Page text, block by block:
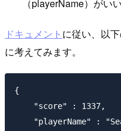
（playerName）がい
ドキュメント に従い、以
に考えてみます。
{
    "score" : 1337,
"playerName" :